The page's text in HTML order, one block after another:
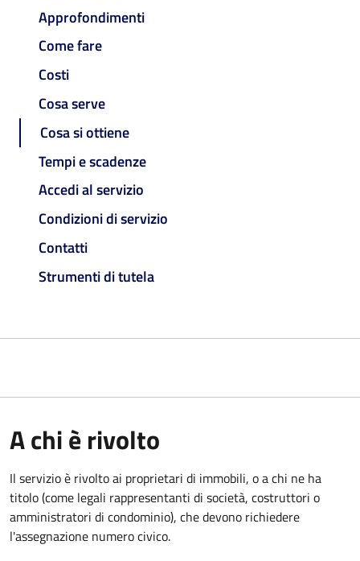
Approfondimenti
Come fare
Costi
Cosa serve
Cosa si ottiene
Tempi e scadenze
Accedi al servizio
Condizioni di servizio
Contatti
Strumenti di tutela
A chi è rivolto
Il servizio è rivolto ai proprietari di immobili, o a chi ne ha
titolo (come legali rappresentanti di società, costruttori o
amministratori di condominio), che devono richiedere
l'assegnazione numero civico.